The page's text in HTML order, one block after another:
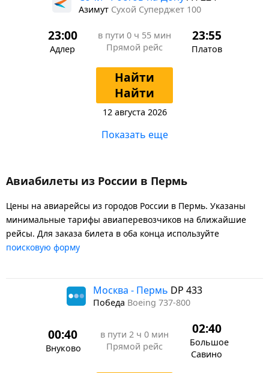
Азимут Сухой Суперджет 100
23:00
Адлер
в пути 0 ч 55 мин
Прямой рейс
23:55
Платов
Найти
Найти
12 августа 2026
Показать еще
Авиабилеты из России в Пермь
Цены на авиарейсы из городов России в Пермь. Указаны
минимальные тарифы авиаперевозчиков на ближайшие
рейсы. Для заказа билета в оба конца используйте
поисковую форму
Москва - Пермь DP 433
Победа Boeing 737-800
00:40
Внуково
в пути 2 ч 0 мин
Прямой рейс
02:40
Большое
Савино